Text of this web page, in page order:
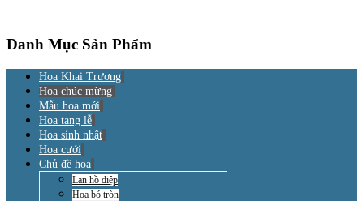
Danh Mục Sản Phẩm
Hoa Khai Trương
Hoa chúc mừng
Mẫu hoa mới
Hoa tang lễ
Hoa sinh nhật
Hoa cưới
Chủ đề hoa
Lan hồ điệp
Hoa bó tròn